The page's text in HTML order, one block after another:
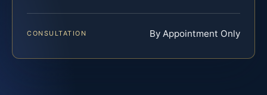
CONSULTATION By Appointment Only